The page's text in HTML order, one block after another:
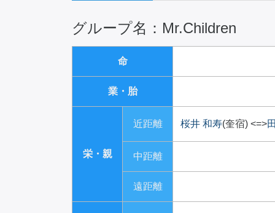
グループ名：Mr.Children
命
業・胎
栄・親
近距離 桜井 和寿(奎宿) <=>
中距離
遠距離